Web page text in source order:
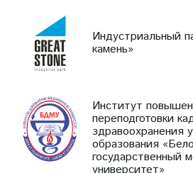
Индустриальный
камень»
Институт
переподготовки
здравоохранения
образования
государственный